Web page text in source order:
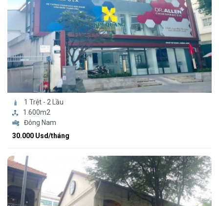
1 Trệt - 2 Lầu
1.600m2
Đông Nam
30.000 Usd/tháng